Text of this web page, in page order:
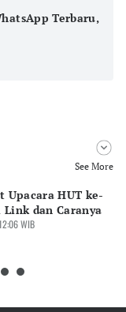
Terbaru,
See More
Upacara HUT ke-
dan Caranya
WIB